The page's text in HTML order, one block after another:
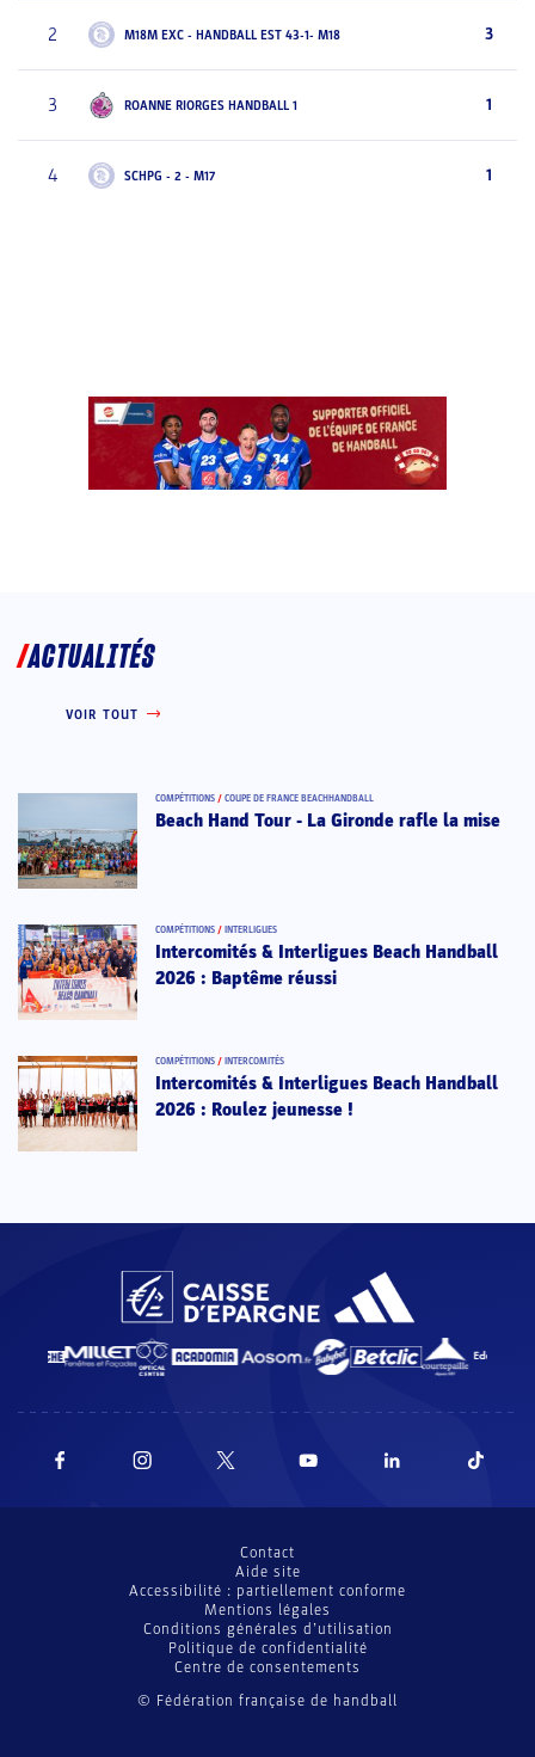
2 M18M EXC - HANDBALL EST 43-1- M18 3
3 ROANNE RIORGES HANDBALL 1 1
4 SCHPG - 2 - M17 1
ACTUALITÉS
VOIR TOUT
COMPÉTITIONS / COUPE DE FRANCE BEACHHANDBALL
Beach Hand Tour - La Gironde rafle la mise
COMPÉTITIONS / INTERLIGUES
Intercomités & Interligues Beach Handball
2026 : Baptême réussi
COMPÉTITIONS / INTERCOMITÉS
Intercomités & Interligues Beach Handball
2026 : Roulez jeunesse !
© Fédération française de handball
Contact
Aide site
Accessibilité : partiellement conforme
Mentions légales
Conditions générales d’utilisation
Politique de confidentialité
Centre de consentements